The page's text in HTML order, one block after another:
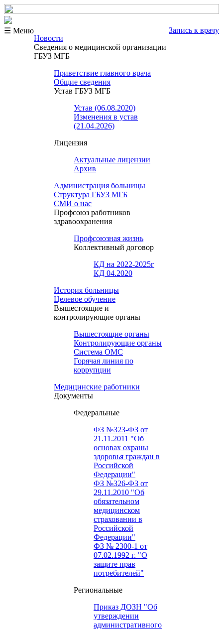
☰ Меню
Запись к врачу
Новости
Сведения о медицинской организации
ГБУЗ МГБ
Приветствие главного врача
Общие сведения
Устав ГБУЗ МГБ
Устав (06.08.2020)
Изменения в устав
(21.04.2026)
Лицензия
Актуальные лицензии
Архив
Администрация больницы
Структура ГБУЗ МГБ
СМИ о нас
Профсоюз работников
здравоохранения
Профсоюзная жизнь
Коллективный договор
КД на 2022-2025г
КД 04.2020
История больницы
Целевое обучение
Вышестоящие и
контролирующие органы
Вышестоящие органы
Контролирующие органы
Система ОМС
Горячая линия по
коррупции
Медицинские работники
Документы
Федеральные
ФЗ №323-ФЗ от
21.11.2011 "Об
основах охраны
здоровья граждан в
Российской
Федерации"
ФЗ №326-ФЗ от
29.11.2010 "Об
обязательном
медицинском
страховании в
Российской
Федерации"
ФЗ № 2300-1 от
07.02.1992 г. "О
защите прав
потребителей"
Региональные
Приказ ДОЗН "Об
утверждении
административного